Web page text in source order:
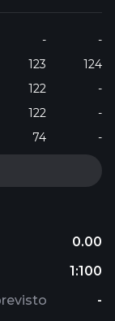
-
-
123
124
122
-
122
-
74 -
0.00
-
1:100